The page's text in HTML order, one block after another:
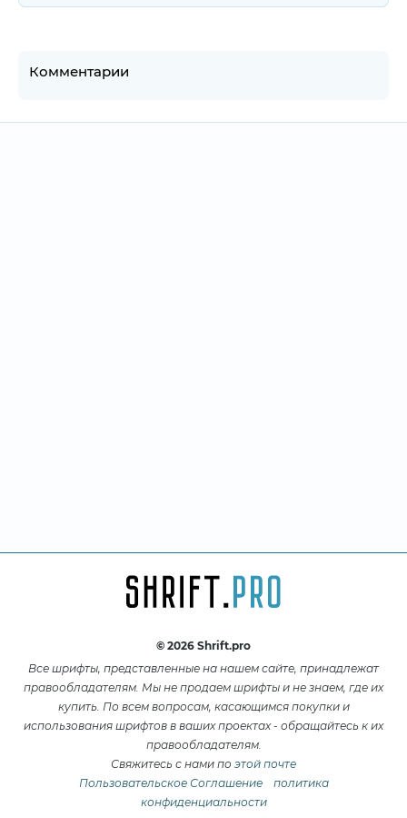
Комментарии
© 2026 Shrift.pro
Все шрифты, представленные на нашем сайте, принадлежат
правообладателям. Мы не продаем шрифты и не знаем, где их
купить. По всем вопросам, касающимся покупки и
использования шрифтов в ваших проектах - обращайтесь к их
правообладателям.
Свяжитесь с нами по этой почте
Пользовательское Соглашение
политика
конфиденциальности